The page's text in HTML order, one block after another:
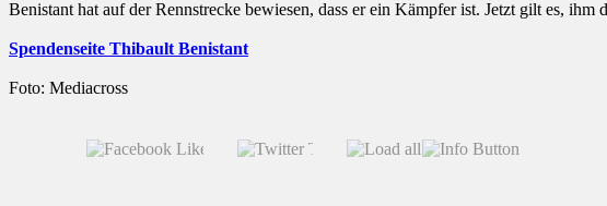
Benistant hat auf der Rennstrecke bewiesen, dass er ein Kämpfer ist. Jetzt gilt es,
Spendenseite Thibault Benistant
Foto: Mediacross